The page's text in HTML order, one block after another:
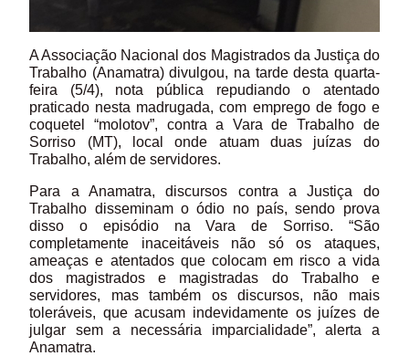
A Associação Nacional dos Magistrados da Justiça do
Trabalho (Anamatra) divulgou, na tarde desta quarta-
feira (5/4), nota pública repudiando o atentado
praticado nesta madrugada, com emprego de fogo e
coquetel “molotov”, contra a Vara de Trabalho de
Sorriso (MT), local onde atuam duas juízas do
Trabalho, além de servidores.
Para a Anamatra, discursos contra a Justiça do
Trabalho disseminam o ódio no país, sendo prova
disso o episódio na Vara de Sorriso. “São
completamente inaceitáveis não só os ataques,
ameaças e atentados que colocam em risco a vida
dos magistrados e magistradas do Trabalho e
servidores, mas também os discursos, não mais
toleráveis, que acusam indevidamente os juízes de
julgar sem a necessária imparcialidade”, alerta a
Anamatra.